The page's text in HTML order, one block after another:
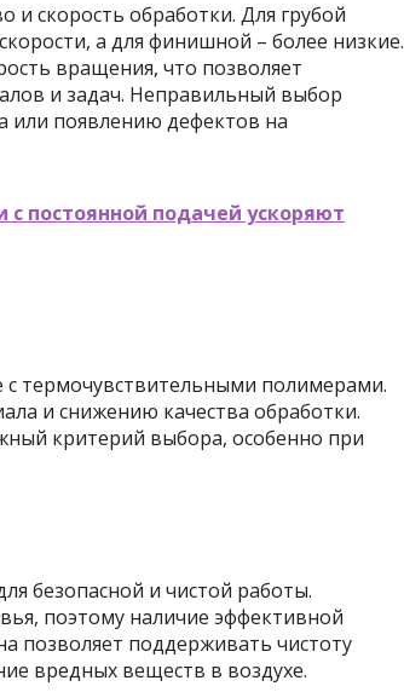
и скорость обработки. Для грубой
а для финишной – более низкие.
вращения, что позволяет
и задач. Неправильный выбор
или появлению дефектов на
постоянной подачей ускоряют
термочувствительными полимерами.
и снижению качества обработки.
критерий выбора, особенно при
безопасной и чистой работы.
поэтому наличие эффективной
позволяет поддерживать чистоту
вредных веществ в воздухе.